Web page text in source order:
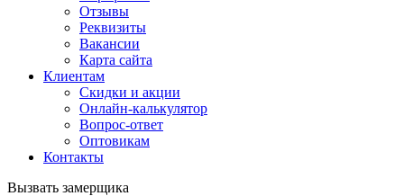
Отзывы
Реквизиты
Вакансии
Карта сайта
Клиентам
Скидки и акции
Онлайн-калькулятор
Вопрос-ответ
Оптовикам
Контакты
Вызвать замерщика